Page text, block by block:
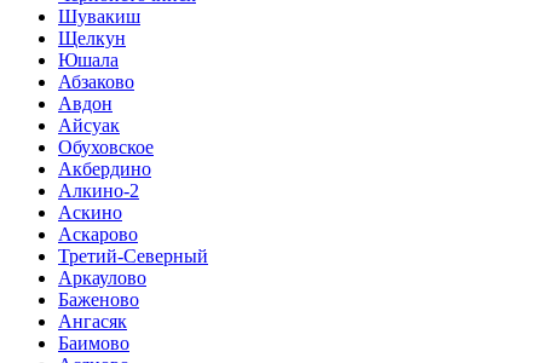
Шувакиш
Щелкун
Юшала
Абзаково
Авдон
Айсуак
Обуховское
Акбердино
Алкино-2
Аскино
Аскарово
Третий-Северный
Аркаулово
Баженово
Ангасяк
Баимово